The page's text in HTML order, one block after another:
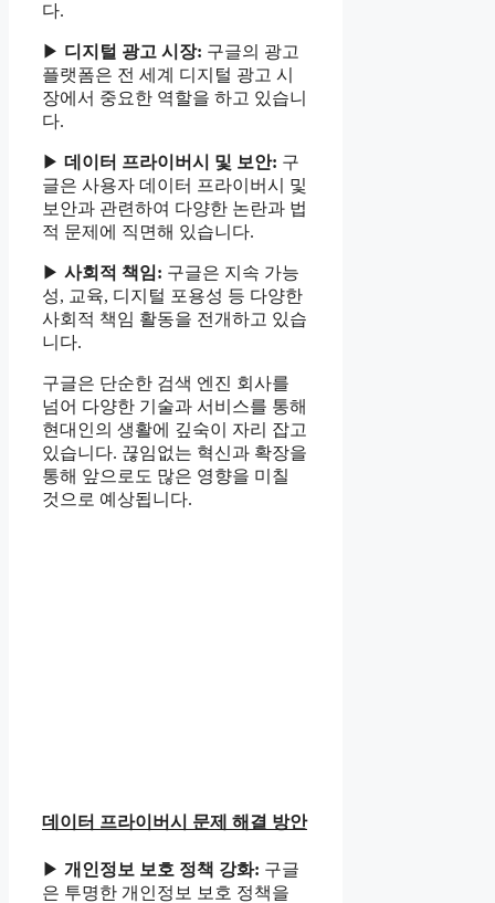
다.
▶ 디지털 광고 시장: 구글의 광고
플랫폼은 전 세계 디지털 광고 시
장에서 중요한 역할을 하고 있습니
다.
▶ 데이터 프라이버시 및 보안: 구
글은 사용자 데이터 프라이버시 및
보안과 관련하여 다양한 논란과 법
적 문제에 직면해 있습니다.
▶ 사회적 책임: 구글은 지속 가능
성, 교육, 디지털 포용성 등 다양한
사회적 책임 활동을 전개하고 있습
니다.
구글은 단순한 검색 엔진 회사를
넘어 다양한 기술과 서비스를 통해
현대인의 생활에 깊숙이 자리 잡고
있습니다. 끊임없는 혁신과 확장을
통해 앞으로도 많은 영향을 미칠
것으로 예상됩니다.
데이터 프라이버시 문제 해결 방안
▶ 개인정보 보호 정책 강화: 구글
은 투명한 개인정보 보호 정책을